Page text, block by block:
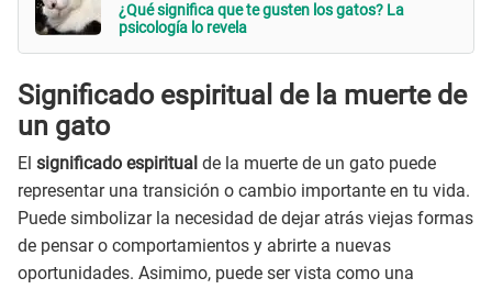
¿Qué significa que te gusten los gatos? La
psicología lo revela
Significado espiritual de la muerte de
un gato
El significado espiritual de la muerte de un gato puede
representar una transición o cambio importante en tu vida.
Puede simbolizar la necesidad de dejar atrás viejas formas
de pensar o comportamientos y abrirte a nuevas
oportunidades. Asimimo, puede ser vista como una